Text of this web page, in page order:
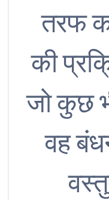
तरफ
की
जो कुछ
वह